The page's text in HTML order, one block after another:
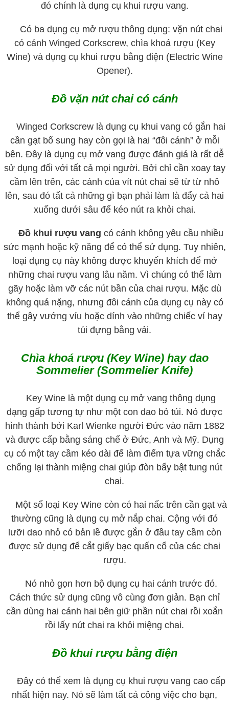
đó chính là dụng cụ khui rượu vang.
Có ba dụng cụ mở rượu thông dụng: vặn nút chai
có cánh Winged Corkscrew, chìa khoá rượu (Key
Wine) và dụng cụ khui rượu bằng điện (Electric Wine
Opener).
Đồ vặn nút chai có cánh
Winged Corkscrew là dụng cụ khui vang có gắn hai
cần gạt bổ sung hay còn gọi là hai “đôi cánh” ở mỗi
bên. Đây là dụng cụ mở vang được đánh giá là rất dễ
sử dụng đối với tất cả mọi người. Bởi chỉ cần xoay tay
cầm lên trên, các cánh của vít nút chai sẽ từ từ nhô
lên, sau đó tất cả những gì bạn phải làm là đẩy cả hai
xuống dưới sâu để kéo nút ra khỏi chai.
Đồ khui rượu vang có cánh không yêu cầu nhiều
sức mạnh hoặc kỹ năng để có thể sử dụng. Tuy nhiên,
loại dụng cụ này không được khuyến khích để mở
những chai rượu vang lâu năm. Vì chúng có thể làm
gãy hoặc làm vỡ các nút bần của chai rượu. Mặc dù
không quá nặng, nhưng đôi cánh của dụng cụ này có
thể gây vướng víu hoặc dính vào những chiếc ví hay
túi đựng bằng vải.
Chìa khoá rượu (Key Wine) hay dao
Sommelier (Sommelier Knife)
Key Wine là một dụng cụ mở vang thông dụng
dạng gấp tương tự như một con dao bỏ túi. Nó được
hình thành bởi Karl Wienke người Đức vào năm 1882
và được cấp bằng sáng chế ở Đức, Anh và Mỹ. Dụng
cụ có một tay cầm kéo dài để làm điểm tựa vững chắc
chống lại thành miệng chai giúp đòn bẩy bật tung nút
chai.
Một số loại Key Wine còn có hai nấc trên cần gạt và
thường cũng là dụng cụ mở nắp chai. Cộng với đó
lưỡi dao nhỏ có bản lề được gắn ở đầu tay cầm còn
được sử dụng để cắt giấy bạc quấn cổ của các chai
rượu.
Nó nhỏ gọn hơn bộ dụng cụ hai cánh trước đó.
Cách thức sử dụng cũng vô cùng đơn giản. Bạn chỉ
cần dùng hai cánh hai bên giữ phần nút chai rồi xoắn
rồi lấy nút chai ra khỏi miệng chai.
Đồ khui rượu bằng điện
Đây có thể xem là dụng cụ khui rượu vang cao cấp
nhất hiện nay. Nó sẽ làm tất cả công việc cho bạn,